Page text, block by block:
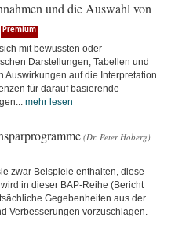
und die Auswahl von
Premium
mit bewussten oder
Darstellungen, Tabellen und
Auswirkungen auf die Interpretation
für darauf basierende
mehr lesen
(Dr. Peter Hoberg)
zwar Beispiele enthalten, diese
in dieser BAP-Reihe (Bericht
Gegebenheiten aus der
Verbesserungen vorzuschlagen.